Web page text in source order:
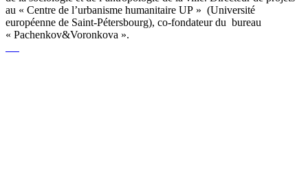
au « Centre de l’urbanisme humanitaire UP » (Université
européenne de Saint-Pétersbourg), co-fondateur du bureau
« Pachenkov&Voronkova ».